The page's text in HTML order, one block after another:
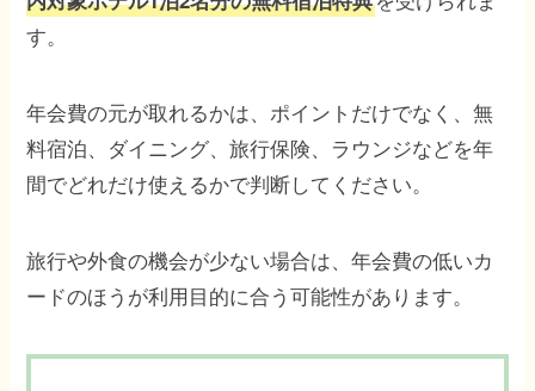
す。
年会費の元が取れるかは、ポイントだけでなく、無
料宿泊、ダイニング、旅行保険、ラウンジなどを年
間でどれだけ使えるかで判断してください。
旅行や外食の機会が少ない場合は、年会費の低いカ
ードのほうが利用目的に合う可能性があります。